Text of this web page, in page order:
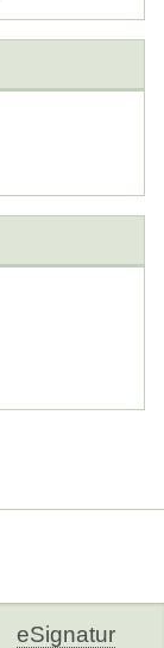
eSignatur